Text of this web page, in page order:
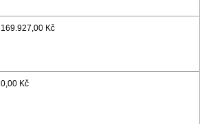
169.927,00 Kč
0,00 Kč